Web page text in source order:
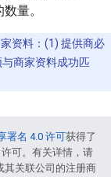
量。
资料：(1) 提供商必
商家资料成功匹
署名 4.0 许可获得了
可。有关详情，请
其关联公司的注册商